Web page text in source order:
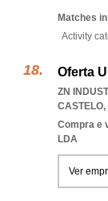
Matches
Activity
Oferta
ZN
CASTELO,
Compra e
LDA
Ver